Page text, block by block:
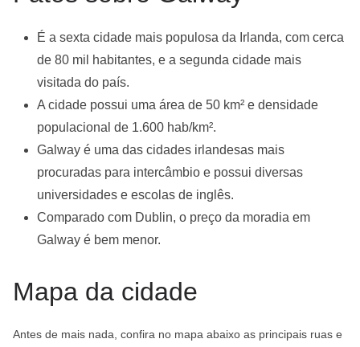
É a sexta cidade mais populosa da Irlanda, com cerca
de 80 mil habitantes, e a segunda cidade mais
visitada do país.
A cidade possui uma área de 50 km² e densidade
populacional de 1.600 hab/km².
Galway é uma das cidades irlandesas mais
procuradas para intercâmbio e possui diversas
universidades e escolas de inglês.
Comparado com Dublin, o preço da moradia em
Galway é bem menor.
Mapa da cidade
Antes de mais nada, confira no mapa abaixo as principais ruas e